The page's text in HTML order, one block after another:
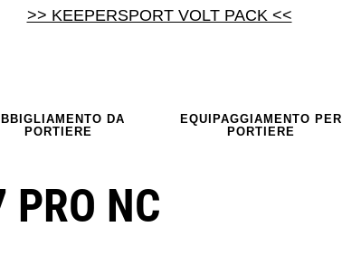
>> KEEPERSPORT VOLT PACK <<
DA
PORTIERE
EQUIPAGGIAMENTO PER
PORTIERE
PRO NC